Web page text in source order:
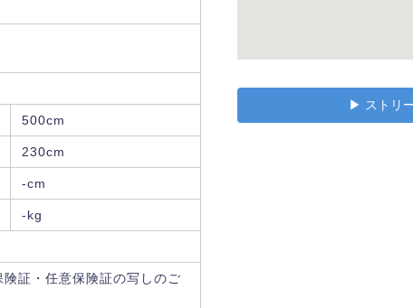
500cm
230cm
-cm
-kg
証・任意保険証の写しのご
▶︎ ストリ